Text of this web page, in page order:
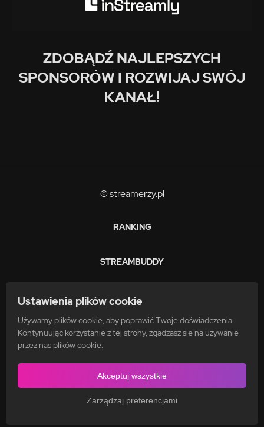
ZDOBĄDŹ NAJLEPSZYCH
SPONSORÓW I ROZWIJAJ SWÓJ
KANAŁ!
Ustawienia plików cookie
Używamy plików cookie, aby poprawić Twoje doświadczenia.
Kontynuując korzystanie z tej strony, zgadzasz się na używanie
przez nas plików cookie.
Akceptuj wszystkie
Zarządzaj preferencjami
© streamerzy.pl
RANKING
STREAMBUDDY
ZARABIAJ
FAQ
POLITYKA PRYWATNOŚCI
REGULAMIN